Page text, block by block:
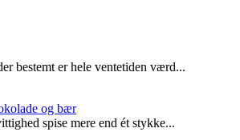
bestemt er hele ventetiden værd...
spise mere end ét stykke...